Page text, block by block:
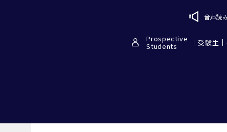
音声読
Prospective
Students 受験生